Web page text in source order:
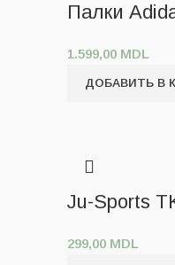
Палки
1.599,00 MDL
ДОБАВИТЬ В
Ju-Sports
299,00 MDL